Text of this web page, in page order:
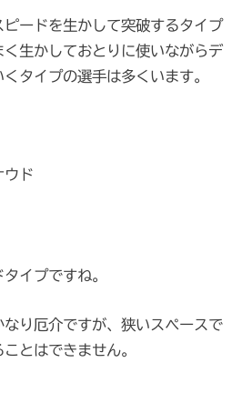
ピードを生かして突破するタイプ
生かしておとりに使いながらデ
タイプの選手は多くいます。
ウド
イプですね。
り厄介ですが、狭いスペースで
とはできません。